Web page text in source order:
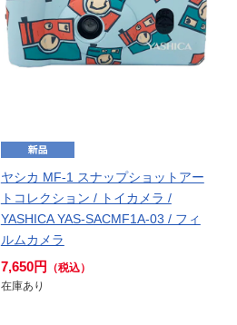
ヤシカ MF-1 スナップショットアー
トコレクション / トイカメラ /
YASHICA YAS-SACMF1A-03 / フィ
ルムカメラ
7,650円
（税込）
在庫あり